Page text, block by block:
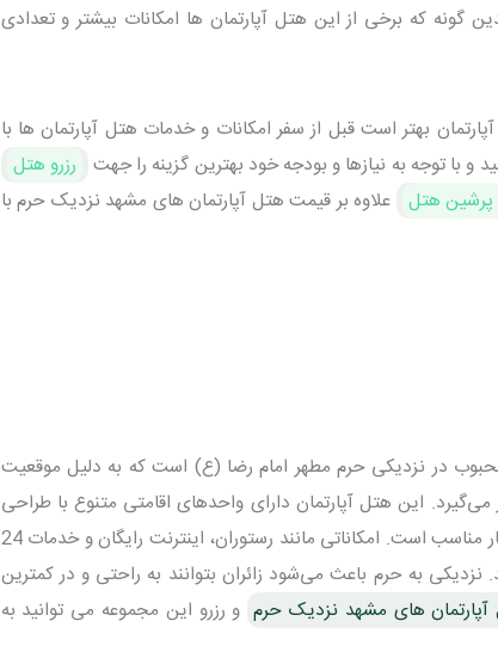
گونه که برخی از این هتل آپارتمان ها امکانات بیشتر و تعدادی
بهتر است قبل از سفر امکانات و خدمات هتل آپارتمان‌ ها با
با توجه به نیازها و بودجه خود بهترین گزینه را جهت رزرو هتل
پرشین هتل علاوه بر قیمت هتل آپارتمان های مشهد نزدیک حرم با
در نزدیکی حرم مطهر امام رضا (ع) است که به دلیل موقعیت
می‌گیرد. این هتل آپارتمان دارای واحدهای اقامتی متنوع با طراحی
مدرن است که برای خانواده‌ ها و گروه‌ های کوچک بسیار مناسب است. امکاناتی مانند رستوران، اینترنت رایگان و خدمات 24
به حرم باعث می‌شود زائران بتوانند به راحتی و در کمترین
های مشهد نزدیک حرم و رزرو این مجموعه می‌ توانید به